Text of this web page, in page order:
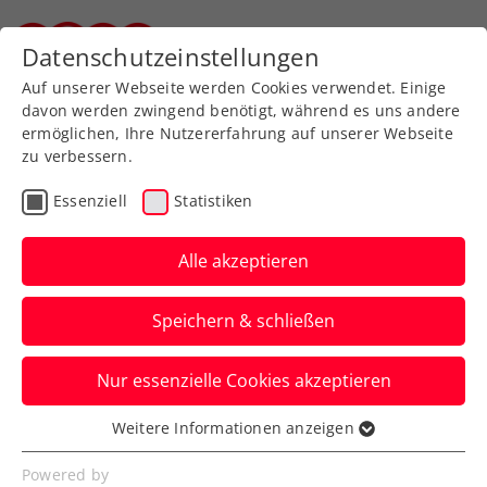
Zurück zur Newsübersicht
ATP
Wimbledon: Lösbare
Aufgaben für Ofner und
Misolic
Österreichs zwei Topspieler haben beim
Grand Slam in London jeweils recht
schwierige, aber ungesetzte Gegner.
Verfasst von: Manuel Wachta, 27.06.2025
Datenschutzeinstellungen
Auf unserer Webseite werden Cookies verwendet. Einige
davon werden zwingend benötigt, während es uns andere
ermöglichen, Ihre Nutzererfahrung auf unserer Webseite
zu verbessern.
Essenziell Statistiken
Alle akzeptieren
Speichern & schließen
Nur essenzielle Cookies akzeptieren
Essenziell
Essenzielle Cookies werden für grundlegende
Weitere Informationen anzeigen
Powered by